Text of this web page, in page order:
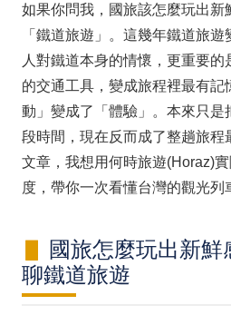
如果你問我，國旅該怎麼玩出新
「鐵道旅遊」。這幾年鐵道旅
人對鐵道本身的情懷，更重要
的交通工具，變成旅程裡最有
動」變成了「體驗」。本來只是
段時間，現在反而成了整趟旅程
文章，我想用何時旅遊(Horaz)
度，帶你一次看懂台灣的觀光列
國旅怎麼玩出新
聊鐵道旅遊